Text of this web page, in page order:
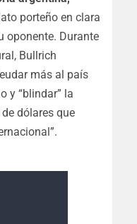
porteño en clara
oponente. Durante
Bullrich
más al país
y “blindar” la
dólares que